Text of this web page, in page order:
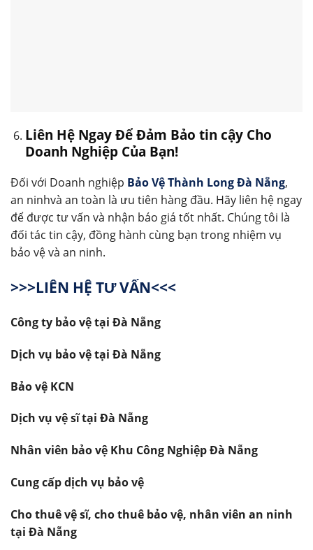
Liên Hệ Ngay Để Đảm Bảo tin cậy Cho
Doanh Nghiệp Của Bạn!
Đối với Doanh nghiệp Bảo Vệ Thành Long Đà Nẵng,
an ninhvà an toàn là ưu tiên hàng đầu. Hãy liên hệ ngay
để được tư vấn và nhận báo giá tốt nhất. Chúng tôi là
đối tác tin cậy, đồng hành cùng bạn trong nhiệm vụ
bảo vệ và an ninh.
>>>LIÊN HỆ TƯ VẤN<<<
Công ty bảo vệ tại Đà Nẵng
Dịch vụ bảo vệ tại Đà Nẵng
Bảo vệ KCN
Dịch vụ vệ sĩ tại Đà Nẵng
Nhân viên bảo vệ Khu Công Nghiệp Đà Nẵng
Cung cấp dịch vụ bảo vệ
Cho thuê vệ sĩ, cho thuê bảo vệ, nhân viên an ninh
tại Đà Nẵng